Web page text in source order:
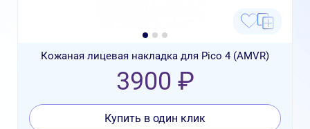
Кожаная лицевая накладка для Pico 4 (AMVR)
3900 ₽
Купить в один клик